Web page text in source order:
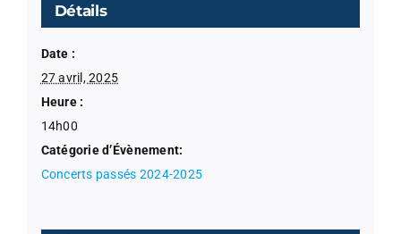
Détails
Date :
27 avril, 2025
Heure :
14h00
Catégorie d’Évènement:
Concerts passés 2024-2025